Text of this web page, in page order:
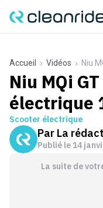
Accueil Vidéos Niu
Niu MQi
électrique
Scooter électrique
Par La
Publié le14
La suite de